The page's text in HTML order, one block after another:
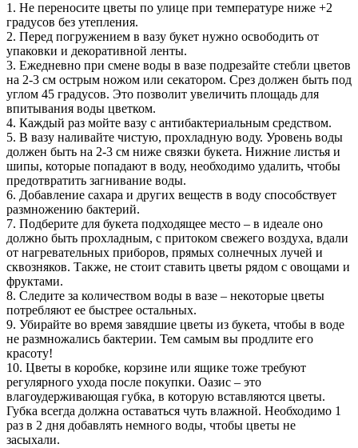
1. Не переносите цветы по улице при температуре ниже +2
градусов без утепления.
2. Перед погружением в вазу букет нужно освободить от
упаковки и декоративной ленты.
3. Ежедневно при смене воды в вазе подрезайте стебли цветов
на 2-3 см острым ножом или секатором. Срез должен быть под
углом 45 градусов. Это позволит увеличить площадь для
впитывания воды цветком.
4. Каждый раз мойте вазу с антибактериальным средством.
5. В вазу наливайте чистую, прохладную воду. Уровень воды
должен быть на 2-3 см ниже связки букета. Нижние листья и
шипы, которые попадают в воду, необходимо удалить, чтобы
предотвратить загнивание воды.
6. Добавление сахара и других веществ в воду способствует
размножению бактерий.
7. Подберите для букета подходящее место – в идеале оно
должно быть прохладным, с притоком свежего воздуха, вдали
от нагревательных приборов, прямых солнечных лучей и
сквозняков. Также, не стоит ставить цветы рядом с овощами и
фруктами.
8. Следите за количеством воды в вазе – некоторые цветы
потребляют ее быстрее остальных.
9. Убирайте во время завядшие цветы из букета, чтобы в воде
не размножались бактерии. Тем самым вы продлите его
красоту!
10. Цветы в коробке, корзине или ящике тоже требуют
регулярного ухода после покупки. Оазис – это
влагоудерживающая губка, в которую вставляются цветы.
Губка всегда должна оставаться чуть влажной. Необходимо 1
раз в 2 дня добавлять немного воды, чтобы цветы не
засыхали.